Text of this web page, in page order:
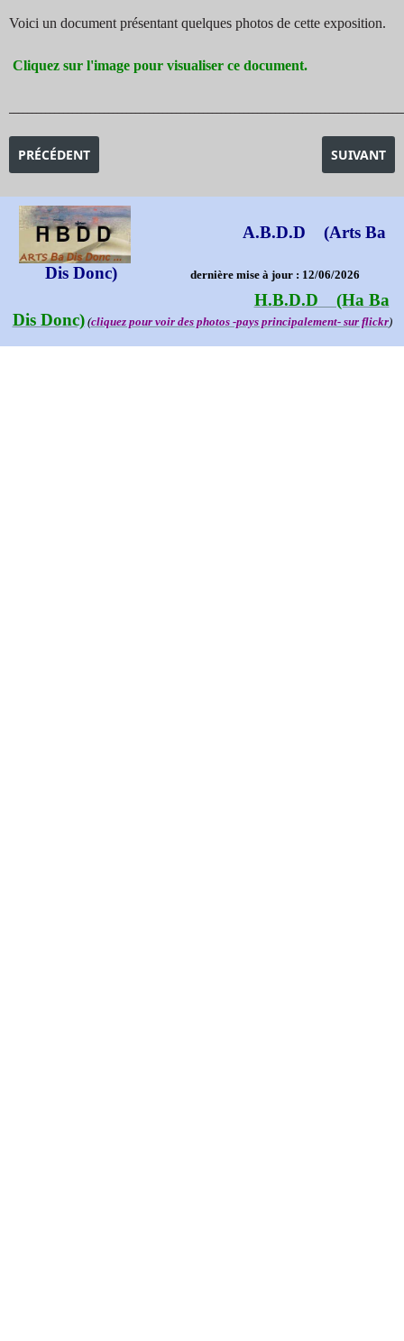
Voici un document présentant quelques photos de cette exposition.
Cliquez sur l'image pour visualiser ce document.
ARTICLE PRÉCÉDENT : EXPOSITION LE BAROQUE DES
PRÉCÉDENT ARTICLE
SUIVANT
A.B.D.D (Arts Ba
Dis Donc) dernière mise à jour : 12/06/2026
H.B.D.D (Ha Ba
Dis Donc)(cliquez pour voir des photos -pays principalement- sur flickr)